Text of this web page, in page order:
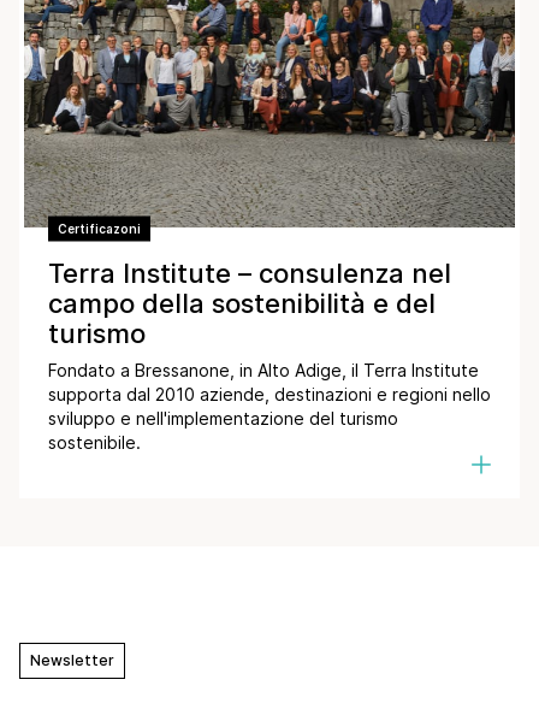
Certificazoni
Terra Institute – consulenza nel
campo della sostenibilità e del
turismo
Fondato a Bressanone, in Alto Adige, il Terra Institute
supporta dal 2010 aziende, destinazioni e regioni nello
sviluppo e nell'implementazione del turismo
sostenibile.
Newsletter